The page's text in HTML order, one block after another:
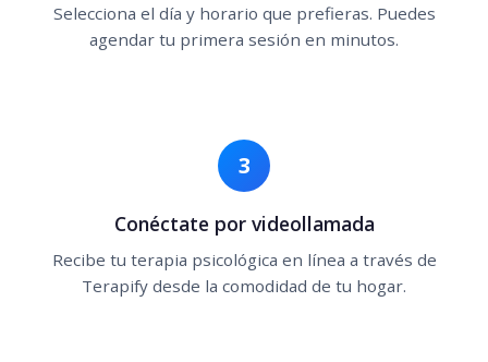
Selecciona el día y horario que prefieras. Puedes
agendar tu primera sesión en minutos.
3
Conéctate por videollamada
Recibe tu terapia psicológica en línea a través de
Terapify desde la comodidad de tu hogar.